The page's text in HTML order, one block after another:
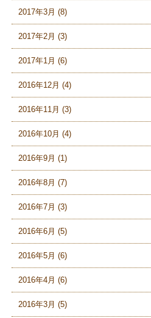
2017年3月 (8)
2017年2月 (3)
2017年1月 (6)
2016年12月 (4)
2016年11月 (3)
2016年10月 (4)
2016年9月 (1)
2016年8月 (7)
2016年7月 (3)
2016年6月 (5)
2016年5月 (6)
2016年4月 (6)
2016年3月 (5)